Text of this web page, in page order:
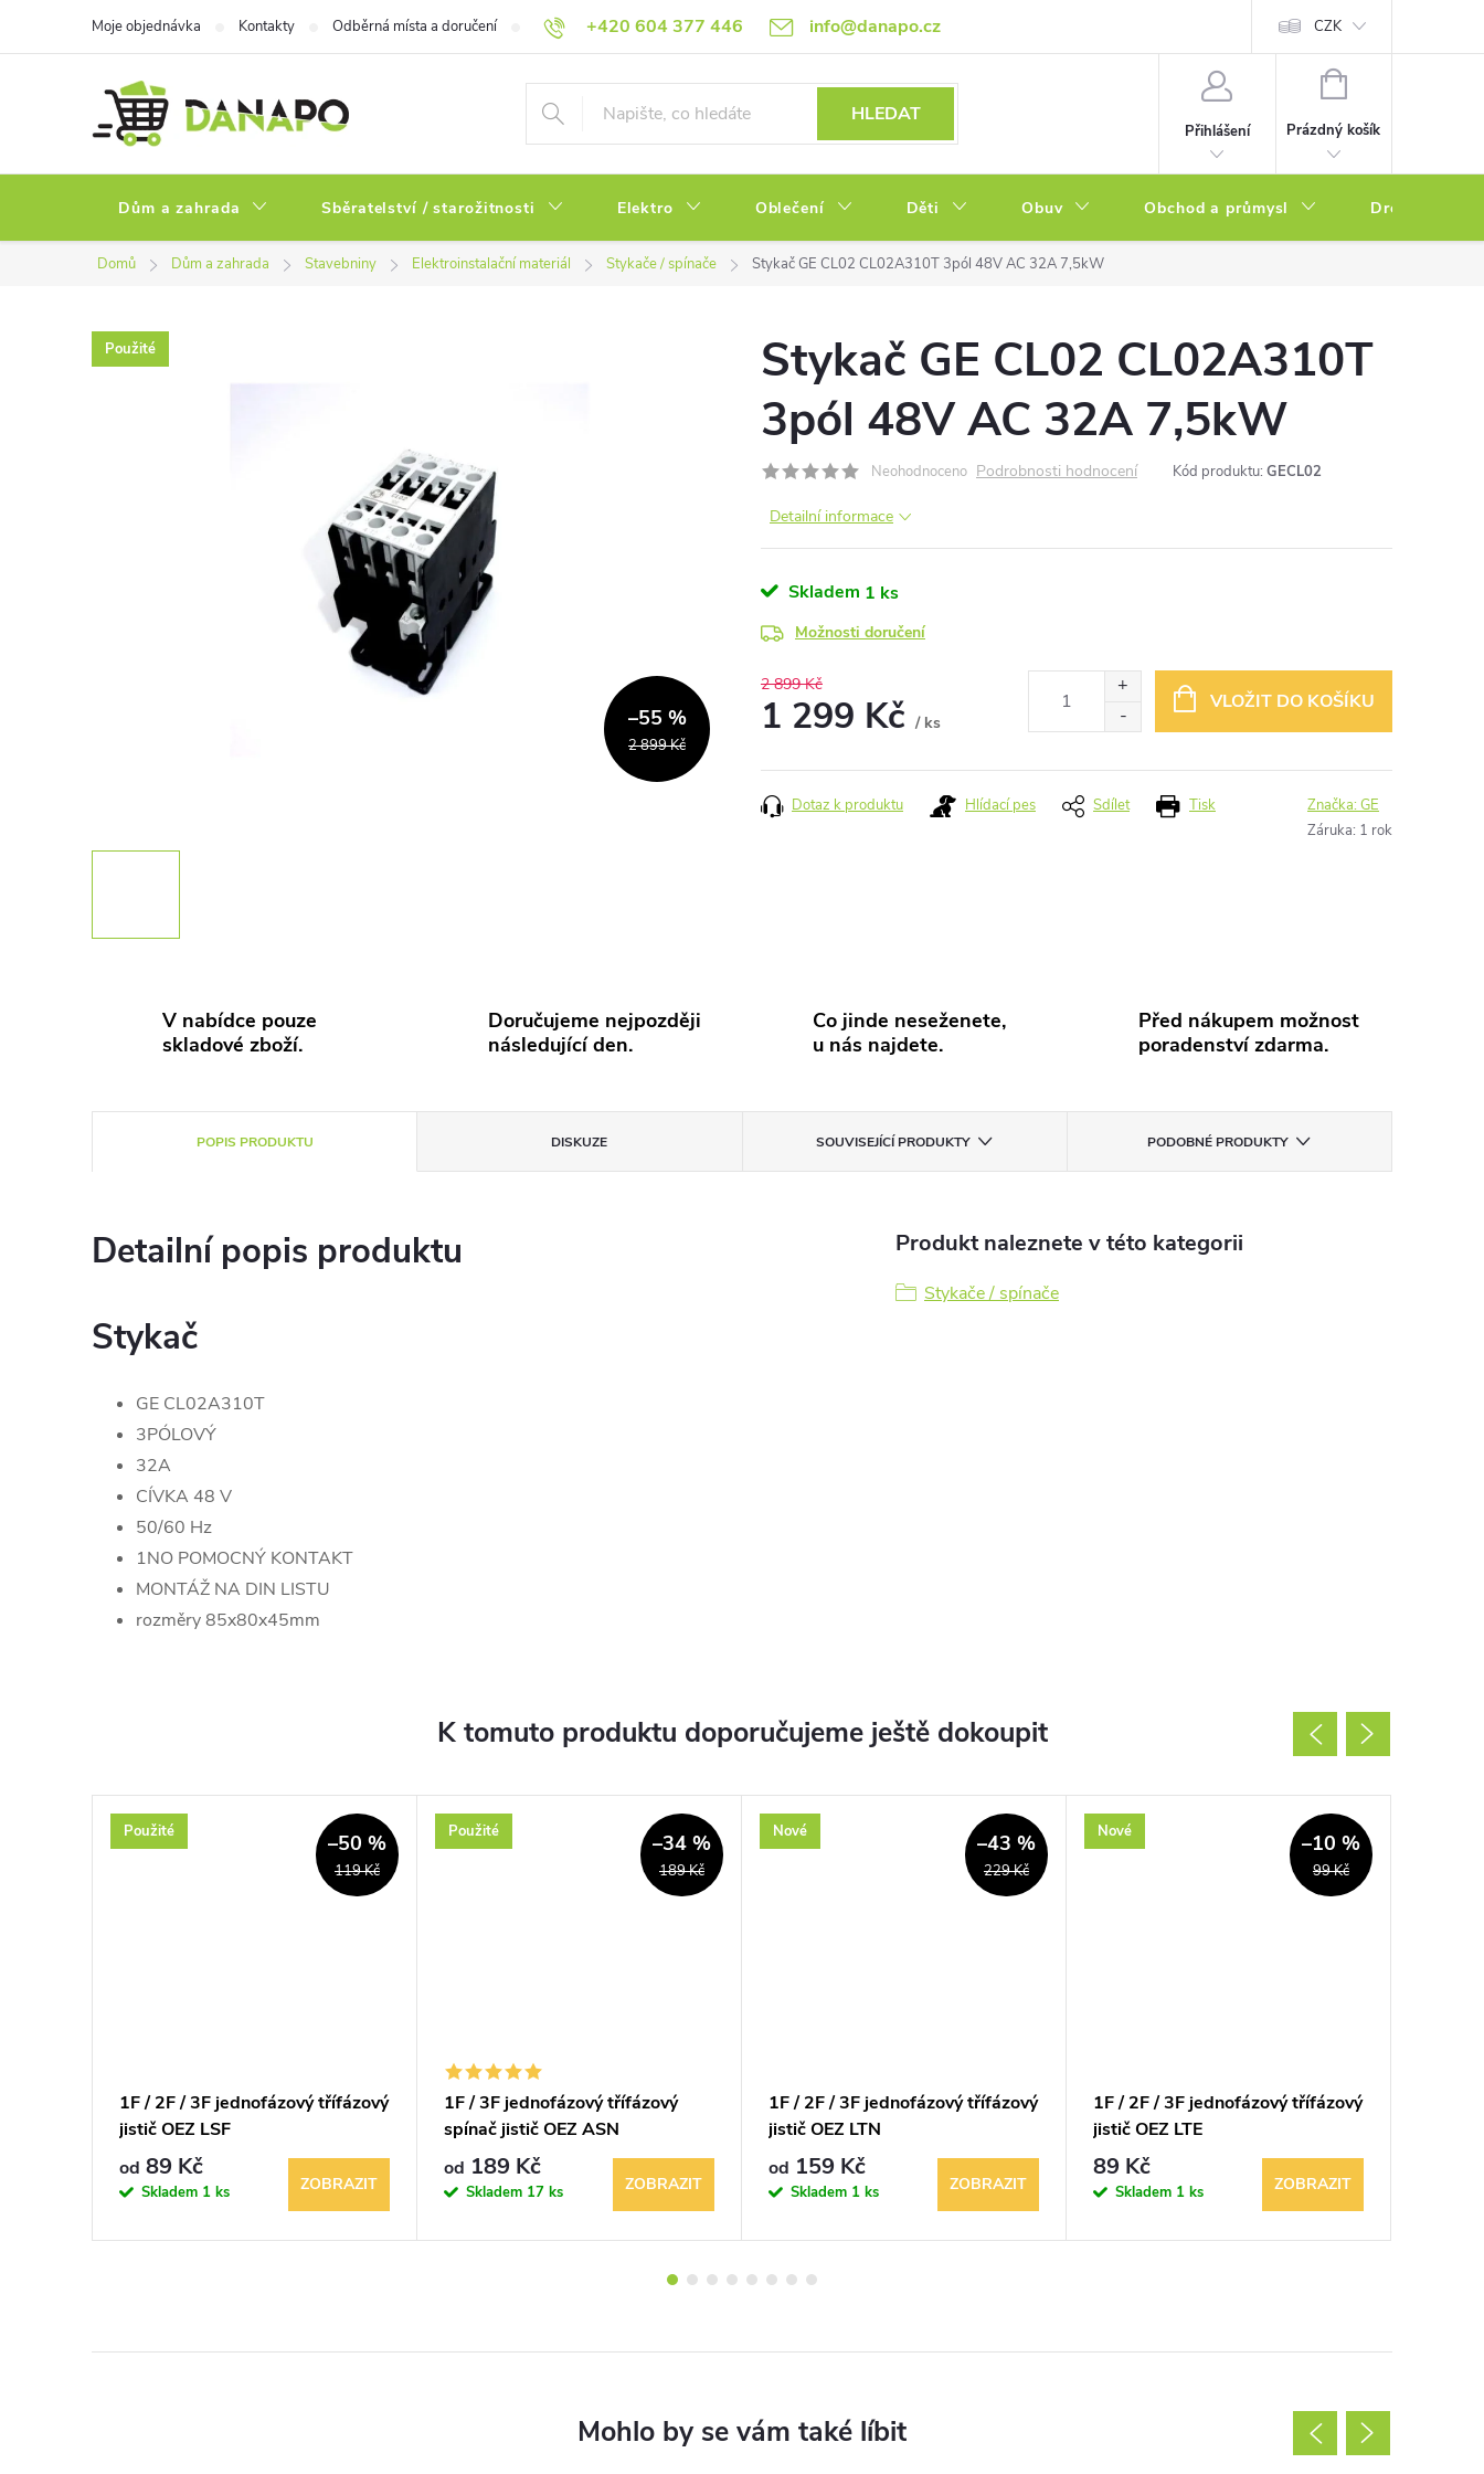
+420 604 377 446 info@danapo.cz
Moje objednávka Kontakty Odběrná místa a doručení Hodnocení obchodu Obchodní podmínky Reklamace a výměna zboží Podmínky ochrany osobních údajů Soubory cookies
CZK
HLEDAT
Přihlášení
NÁKUPNÍ
Prázdný košík
Dům a zahrada Sběratelství / starožitnosti Elektro Oblečení Děti Obuv Obchod a průmysl Drogerie
Domů Dům a zahrada Stavebniny Elektroinstalační materiál Stykače / spínače Stykač GE CL02 CL02A310T 3pól 48V AC 32A 7,5kW
Použité
2 899 Kč
–55 %
Stykač GE CL02 CL02A310T
3pól 48V AC 32A 7,5kW
Neohodnoceno Podrobnosti hodnocení Kód produktu: GECL02
Detailní informace
Skladem 1 ks
Možnosti doručení
2 899 Kč
1 299 Kč / ks
cena:
VLOŽIT DO KOŠÍKU
Tisk
Dotaz k produktu Hlídací pes Sdílet Značka:GE
Záruka: 1 rok
V nabídce pouze
skladové zboží.
Doručujeme nejpozději
následující den.
Co jinde neseženete,
u nás najdete.
Před nákupem možnost
poradenství zdarma.
POPIS PRODUKTU DISKUZE SOUVISEJÍCÍ PRODUKTY PODOBNÉ PRODUKTY
Detailní popis produktu
Stykač
GE CL02A310T
3PÓLOVÝ
32A
CÍVKA 48 V
50/60 Hz
1NO POMOCNÝ KONTAKT
MONTÁŽ NA DIN LISTU
rozměry 85x80x45mm
Produkt naleznete v této kategorii
Stykače / spínače
K tomuto produktu doporučujeme ještě dokoupit
Použité
119 Kč
–50 %
1F / 2F / 3F jednofázový třífázový
jistič OEZ LSF
od 89 Kč
Skladem 1 ks ZOBRAZIT
Použité
189 Kč
–34 %
1F / 3F jednofázový třífázový
spínač jistič OEZ ASN
od 189 Kč
Skladem 17 ks ZOBRAZIT
Nové
229 Kč
–43 %
1F / 2F / 3F jednofázový třífázový
jistič OEZ LTN
od 159 Kč
Skladem 1 ks ZOBRAZIT
Nové
99 Kč
–10 %
1F / 2F / 3F jednofázový třífázový
jistič OEZ LTE
89 Kč
Skladem 1 ks ZOBRAZIT